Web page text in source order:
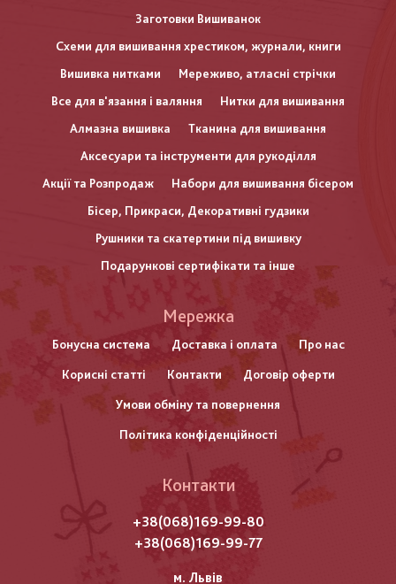
Заготовки Вишиванок
Схеми для вишивання хрестиком, журнали, книги
Вишивка нитками
Мереживо, атласні стрічки
Все для в'язання і валяння
Нитки для вишивання
Алмазна вишивка
Тканина для вишивання
Аксесуари та інструменти для рукоділля
Акції та Розпродаж
Набори для вишивання бісером
Бісер, Прикраси, Декоративні гудзики
Рушники та скатертини під вишивку
Подарункові сертифікати та інше
нижнього
колонтитулу
Мережка
Бонусна система Доставка і оплата Про нас
Корисні статті Контакти Договір оферти
Умови обміну та повернення
Політика конфіденційності
Контакти
+38(068)169-99-80
+38(068)169-99-77
м. Львів